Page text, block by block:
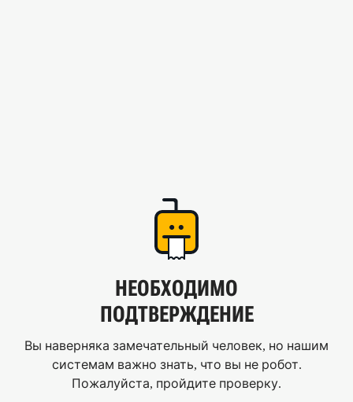
НЕОБХОДИМО
ПОДТВЕРЖДЕНИЕ
Вы наверняка замечательный человек, но нашим
системам важно знать, что вы не робот.
Пожалуйста, пройдите проверку.